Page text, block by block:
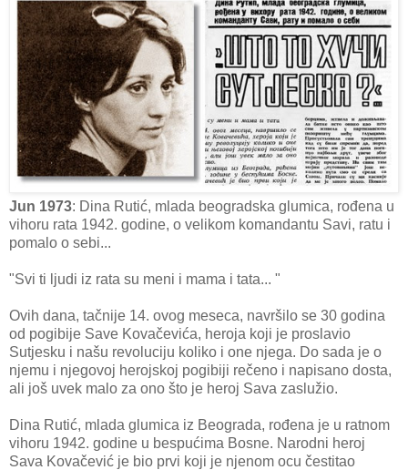
Jun 1973: Dina Rutić, mlada beogradska glumica, rođena u
vihoru rata 1942. godine, o velikom komandantu Savi, ratu i
pomalo o sebi...
"Svi ti ljudi iz rata su meni i mama i tata... "
Ovih dana, tačnije 14. ovog meseca, navršilo se 30 godina
od pogibije Save Kovačevića, heroja koji je proslavio
Sutjesku i našu revoluciju koliko i one njega. Do sada je o
njemu i njegovoj herojskoj pogibiji rečeno i napisano dosta,
ali još uvek malo za ono što je heroj Sava zaslužio.
Dina Rutić, mlada glumica iz Beograda, rođena je u ratnom
vihoru 1942. godine u bespućima Bosne. Narodni heroj
Sava Kovačević je bio prvi koji je njenom ocu čestitao